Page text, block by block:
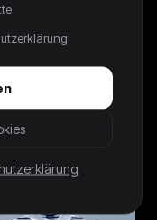
Polo-Shirt | L